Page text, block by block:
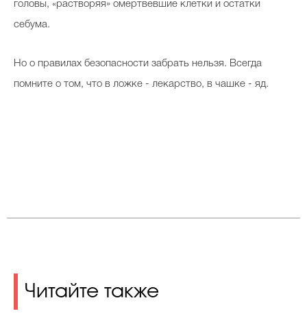
головы, «растворяя» омертвевшие клетки и остатки
себума.
Но о правилах безопасности забрать нельзя. Всегда
помните о том, что в ложке - лекарство, в чашке - яд.
Читайте также